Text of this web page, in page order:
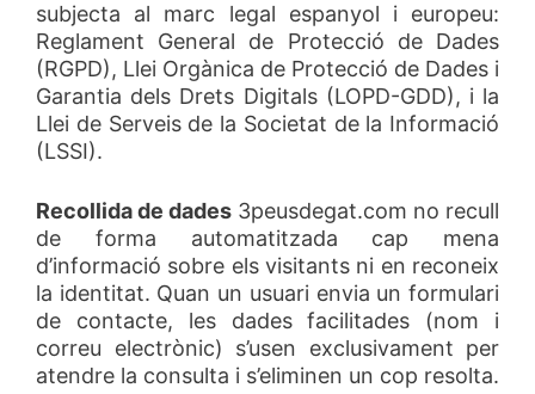
subjecta al marc legal espanyol i europeu:
Reglament General de Protecció de Dades
(RGPD), Llei Orgànica de Protecció de Dades i
Garantia dels Drets Digitals (LOPD-GDD), i la
Llei de Serveis de la Societat de la Informació
(LSSI).
Recollida de dades 3peusdegat.com no recull
de forma automatitzada cap mena
d’informació sobre els visitants ni en reconeix
la identitat. Quan un usuari envia un formulari
de contacte, les dades facilitades (nom i
correu electrònic) s’usen exclusivament per
atendre la consulta i s’eliminen un cop resolta.